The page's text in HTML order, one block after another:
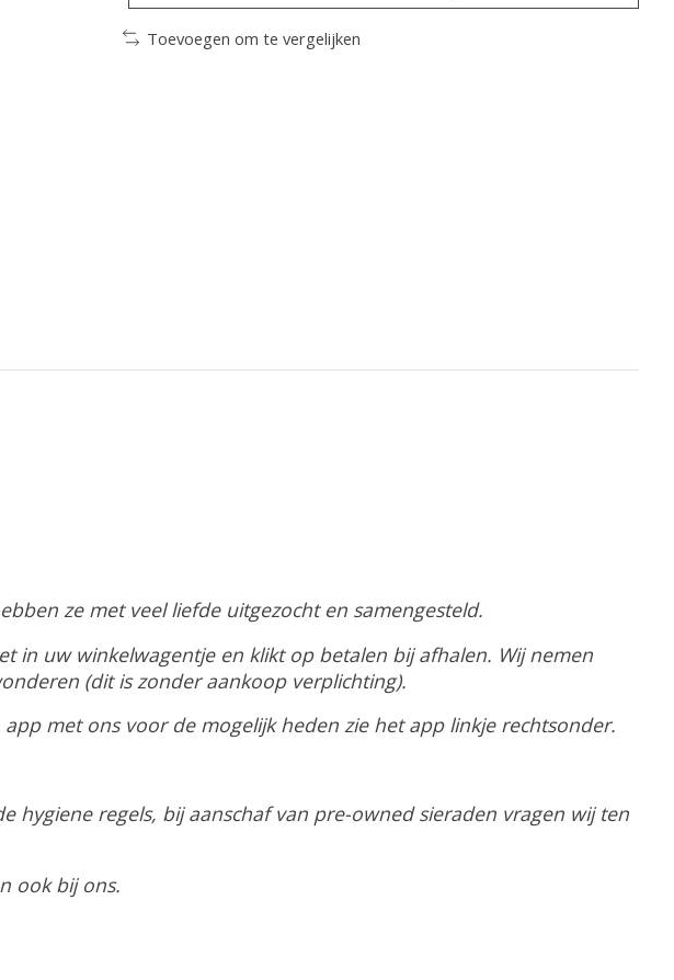
Toevoegen om te vergelijken
ze met veel liefde uitgezocht en samengesteld.
in uw winkelwagentje en klikt op betalen bij afhalen. Wij nemen
(dit is zonder aankoop verplichting).
met ons voor de mogelijk heden zie het app linkje rechtsonder.
regels, bij aanschaf van pre-owned sieraden vragen wij ten
ook bij ons.